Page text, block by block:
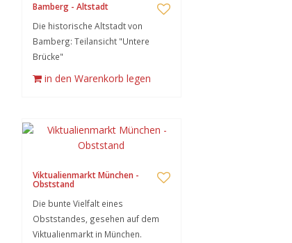
Bamberg - Altstadt
Die historische Altstadt von
Bamberg: Teilansicht "Untere
Brücke"
in den Warenkorb legen
Viktualienmarkt München -
Obststand
Die bunte Vielfalt eines
Obststandes, gesehen auf dem
Viktualienmarkt in München.